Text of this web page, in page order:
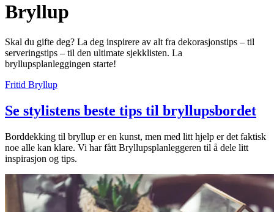
Butikker
Mat og drikke
Helse
Aktiviteter
Inspirasjon
Søk
Bryllup
Skal du gifte deg? La deg inspirere av alt fra dekorasjonstips – til
serveringstips – til den ultimate sjekklisten. La
bryllupsplanleggingen starte!
Fritid Bryllup
Se stylistens beste tips til bryllupsbordet
Borddekking til bryllup er en kunst, men med litt hjelp er det faktisk
noe alle kan klare. Vi har fått Bryllupsplanleggeren til å dele litt
inspirasjon og tips.